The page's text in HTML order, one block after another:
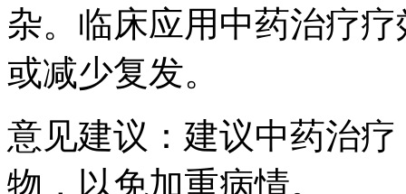
杂。临床应用中药治疗
或减少复发。
意见建议：建议中药治
物，以免加重病情。